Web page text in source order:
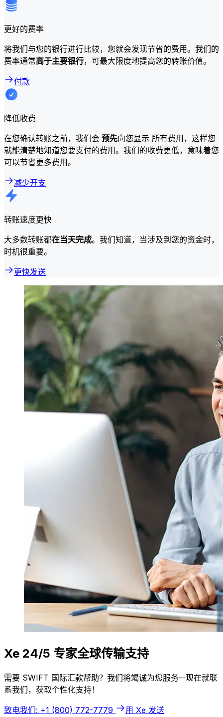
更好的费率
将我们与您的银行进行比较，您就会发现节省的费用。我们的
费率通常高于主要银行，可最大限度地提高您的转账价值。
付款
降低收费
在您确认转账之前，我们会 预先向您显示 所有费用，这样您
就能清楚地知道您要支付的费用。我们的收费更低，意味着您
可以节省更多费用。
减少开支
转账速度更快
大多数转账都在当天完成。我们知道，当涉及到您的资金时，
时机很重要。
更快发送
Xe 24/5 专家全球传输支持
需要 SWIFT 国际汇款帮助？我们将竭诚为您服务--现在就联
系我们，获取个性化支持！
致电我们: +1 (800) 772-7779 用 Xe 发送